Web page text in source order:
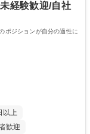
経験歓迎/自社
ポジションが自分の適性に
以上
歓迎